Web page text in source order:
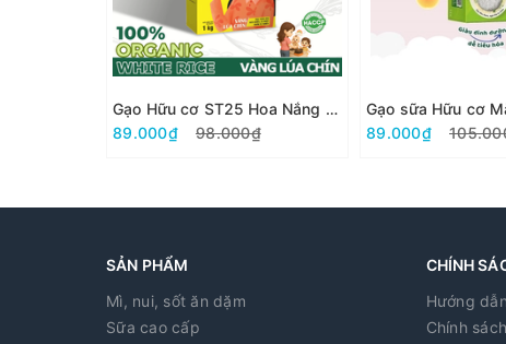
Gạo Hữu cơ ST25 Hoa Nắng 1kg
89.000₫
98.000₫
Gạo sữa Hữu cơ
89.000₫
SẢN PHẨM
Mì, nui, sốt ăn dặm
Sữa cao cấp
CHÍNH
Hướng
Chính